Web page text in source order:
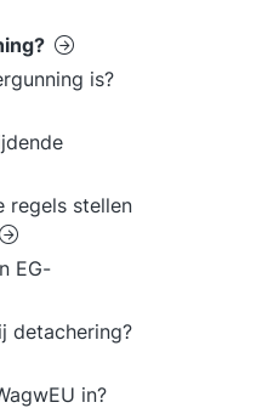
is?
regels stellen
EG-
detachering?
in?